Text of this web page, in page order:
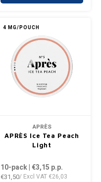
4 MG/POUCH
APRÈS
APRÈS Ice Tea Peach
Light
10-pack | €3,15 p.p.
€31,50/ Excl VAT €26,03